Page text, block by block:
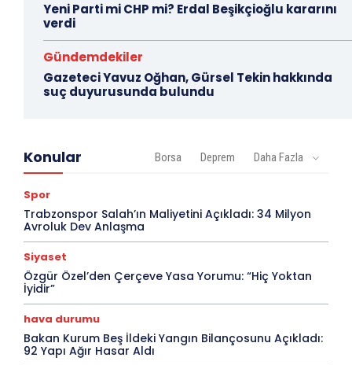
Yeni Parti mi CHP mi? Erdal Beşikçioğlu kararını
verdi
Gündemdekiler
Gazeteci Yavuz Oğhan, Gürsel Tekin hakkında
suç duyurusunda bulundu
Konular Borsa Deprem Daha Fazla
Spor
Trabzonspor Salah’ın Maliyetini Açıkladı: 34 Milyon
Avroluk Dev Anlaşma
Siyaset
Özgür Özel’den Çerçeve Yasa Yorumu: “Hiç Yoktan
İyidir”
hava durumu
Bakan Kurum Beş İldeki Yangın Bilançosunu Açıkladı:
92 Yapı Ağır Hasar Aldı